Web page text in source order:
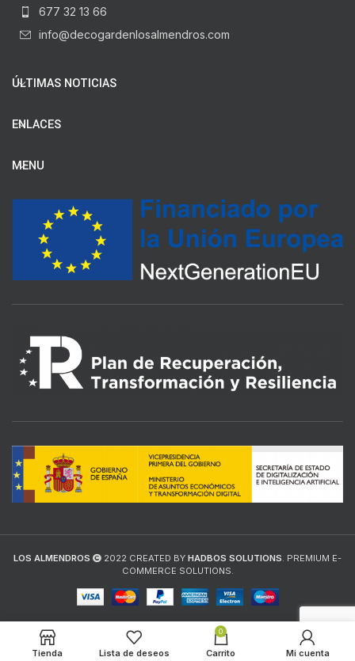
677 32 13 66
info@decogardenlosalmendros.com
ÚLTIMAS NOTICIAS
ENLACES
MENU
LOS ALMENDROS 2022 CREATED BY HADBOS SOLUTIONS. PREMIUM E-
COMMERCE SOLUTIONS.
Tienda Lista de deseos
0
Carrito Mi cuenta